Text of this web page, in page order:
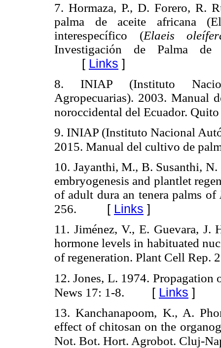
7. Hormaza, P., D. Forero, R.
palma de aceite africana
interespecífico (Elaeis
Investigación de Palma
[ Links ]
8. INIAP
(Instituto
Agropecuarias). 2003. Manual
noroccidental del Ecuador.
9. INIAP (Instituto Nacional
2015. Manual del cultivo de
10. Jayanthi, M., B. Susanthi,
embryogenesis and plantlet
of adult dura an tenera palms of
256.
[ Links ]
11. Jiménez, V., E. Guevara, J.
hormone levels in habituated
of regeneration. Plant Cell Rep.
12. Jones, L. 1974.
News 17: 1-8. [ Links ]
13. Kanchanapoom, K., A.
effect of chitosan on the
Not. Bot. Hort. Agrobot. Cluj-